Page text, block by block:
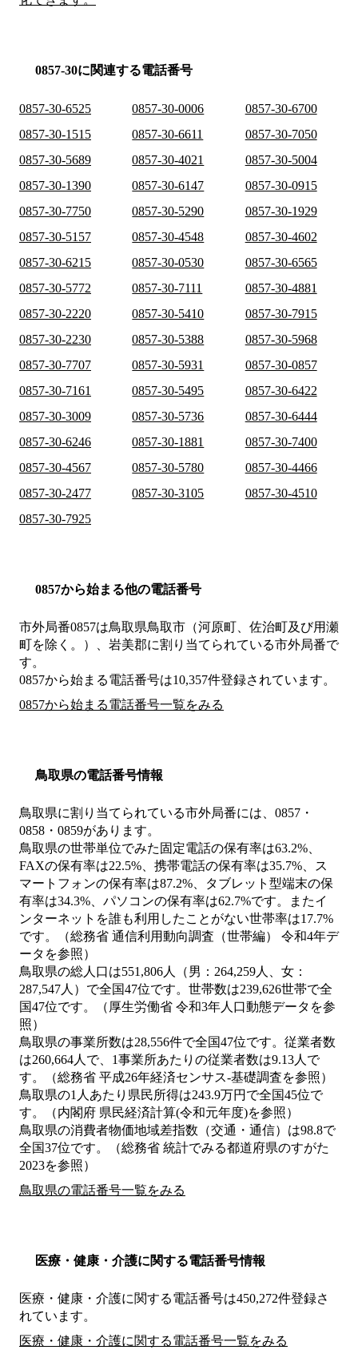
0857-30に関連する電話番号
0857-30-6525 0857-30-0006
0857-30-6700
0857-30-1515
0857-30-6611
0857-30-7050
0857-30-5689
0857-30-4021
0857-30-5004
0857-30-1390
0857-30-6147
0857-30-0915
0857-30-7750
0857-30-5290
0857-30-1929
0857-30-5157
0857-30-4548
0857-30-4602
0857-30-6215
0857-30-0530
0857-30-6565
0857-30-5772
0857-30-7111
0857-30-4881
0857-30-2220
0857-30-5410
0857-30-7915
0857-30-2230
0857-30-5388
0857-30-5968
0857-30-7707
0857-30-5931
0857-30-0857
0857-30-7161
0857-30-5495
0857-30-6422
0857-30-3009
0857-30-5736
0857-30-6444
0857-30-6246
0857-30-1881
0857-30-7400
0857-30-4567
0857-30-5780
0857-30-4466
0857-30-2477
0857-30-3105
0857-30-4510
0857-30-7925
0857から始まる他の電話番号
市外局番0857は鳥取県鳥取市（河原町、佐治町及び用瀬
町を除く。）、岩美郡に割り当てられている市外局番で
す。
0857から始まる電話番号は10,357件登録されています。
0857から始まる電話番号一覧をみる
鳥取県の電話番号情報
鳥取県に割り当てられている市外局番には、0857・
0858・0859があります。
鳥取県の世帯単位でみた固定電話の保有率は63.2%、
FAXの保有率は22.5%、携帯電話の保有率は35.7%、ス
マートフォンの保有率は87.2%、タブレット型端末の保
有率は34.3%、パソコンの保有率は62.7%です。またイ
ンターネットを誰も利用したことがない世帯率は17.7%
です。（総務省 通信利用動向調査（世帯編） 令和4年デ
ータを参照）
鳥取県の総人口は551,806人（男：264,259人、女：
287,547人）で全国47位です。世帯数は239,626世帯で全
国47位です。（厚生労働省 令和3年人口動態データを参
照）
鳥取県の事業所数は28,556件で全国47位です。従業者数
は260,664人で、1事業所あたりの従業者数は9.13人で
す。（総務省 平成26年経済センサス‐基礎調査を参照）
鳥取県の1人あたり県民所得は243.9万円で全国45位で
す。（内閣府 県民経済計算(令和元年度)を参照）
鳥取県の消費者物価地域差指数（交通・通信）は98.8で
全国37位です。（総務省 統計でみる都道府県のすがた
2023を参照）
鳥取県の電話番号一覧をみる
医療・健康・介護に関する電話番号情報
医療・健康・介護に関する電話番号は450,272件登録さ
れています。
医療・健康・介護に関する電話番号一覧をみる